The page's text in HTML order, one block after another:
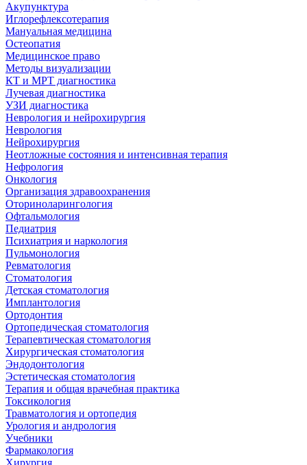
Акупунктура
Иглорефлексотерапия
Мануальная медицина
Остеопатия
Медицинское право
Методы визуализации
КТ и МРТ диагностика
Лучевая диагностика
УЗИ диагностика
Неврология и нейрохирургия
Неврология
Нейрохирургия
Неотложные состояния и интенсивная терапия
Нефрология
Онкология
Организация здравоохранения
Оториноларингология
Офтальмология
Педиатрия
Психиатрия и наркология
Пульмонология
Ревматология
Стоматология
Детская стоматология
Имплантология
Ортодонтия
Ортопедическая стоматология
Терапевтическая стоматология
Хирургическая стоматология
Эндодонтология
Эстетическая стоматология
Терапия и общая врачебная практика
Токсикология
Травматология и ортопедия
Урология и андрология
Учебники
Фармакология
Хирургия